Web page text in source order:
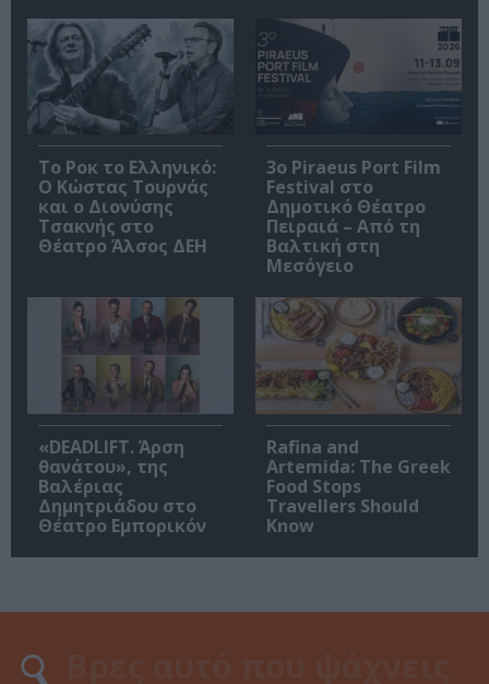
Το Ροκ το Ελληνικό:
Ο Κώστας Τουρνάς
και ο Διονύσης
Τσακνής στο
Θέατρο Άλσος ΔΕΗ
3o Piraeus Port Film
Festival στο
Δημοτικό Θέατρο
Πειραιά – Από τη
Βαλτική στη
Μεσόγειο
«DEADLIFT. Άρση
θανάτου», της
Βαλέριας
Δημητριάδου στο
Θέατρο Εμπορικόν
Rafina and
Artemida: The Greek
Food Stops
Travellers Should
Know